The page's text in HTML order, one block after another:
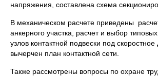
напряжения, составлена схема
В механическом расчете приведены
анкерного участка, расчет и выбор
узлов контактной подвески под скоростное
вычерчен план контактной сети.
Также рассмотрены вопросы по охране